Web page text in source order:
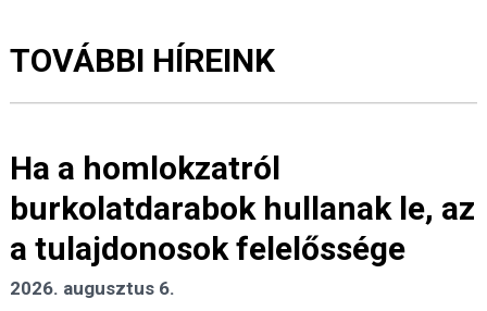
TOVÁBBI HÍREINK
Ha a homlokzatról
burkolatdarabok hullanak le, az
a tulajdonosok felelőssége
2026. augusztus 6.